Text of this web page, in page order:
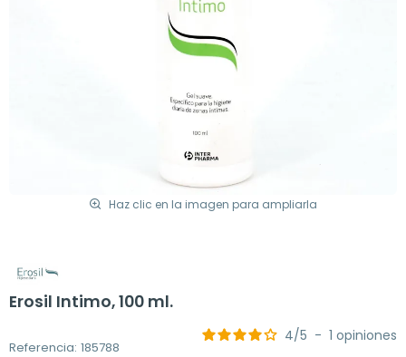
Haz clic en la imagen para ampliarla
Erosil Intimo, 100 ml.
Referencia: 185788
4/5 - 1 opiniones